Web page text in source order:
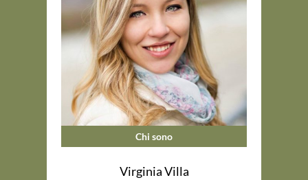
Chi sono
Virginia Villa